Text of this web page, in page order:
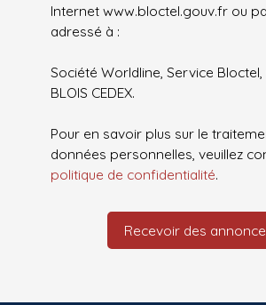
Internet www.bloctel.gouv.fr ou
adressé à :
Société Worldline, Service Bloctel,
BLOIS CEDEX.
Pour en savoir plus sur le
données personnelles, veuillez
politique de confidentialité.
Recevoir des